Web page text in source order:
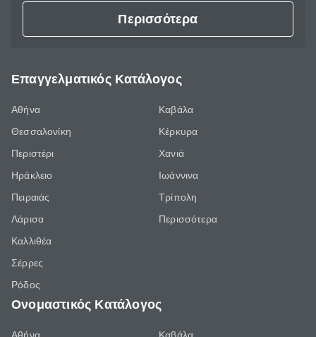
Περισσότερα
Επαγγελματικός Κατάλογος
Αθήνα
Θεσσαλονίκη
Περιστέρι
Ηράκλειο
Πειραιάς
Λάρισα
Καλλιθέα
Σέρρες
Ρόδος
Καβάλα
Κέρκυρα
Χανιά
Ιωάννινα
Τρίπολη
Περισσότερα
Ονομαστικός Κατάλογος